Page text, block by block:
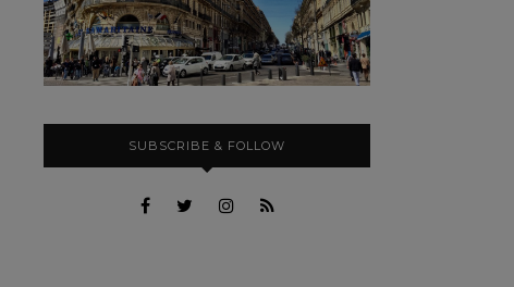
SUBSCRIBE & FOLLOW